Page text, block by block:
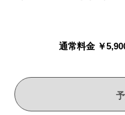
通常料金 ￥